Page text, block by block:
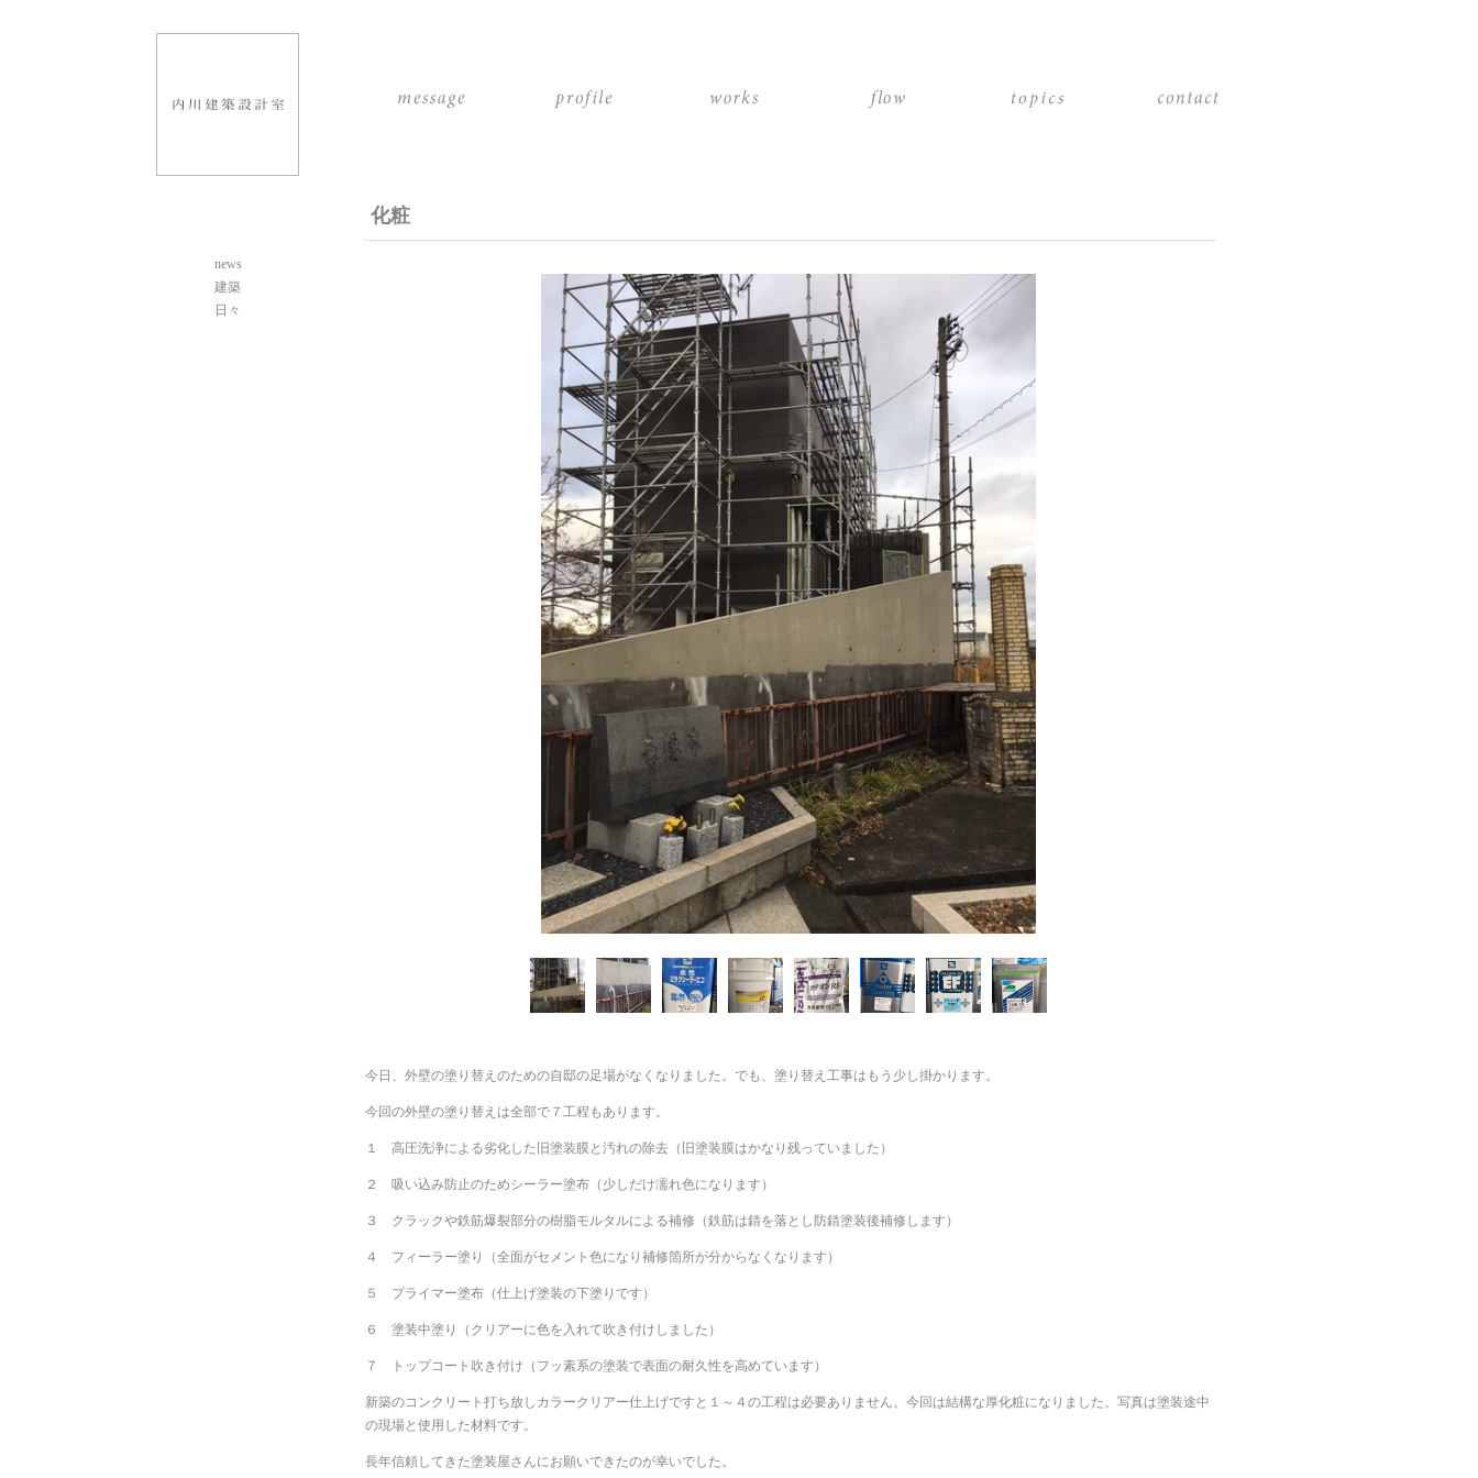
news
建築
日々
化粧
今日、外壁の塗り替えのための自邸の足場がなくなりました。でも、塗り替え工事はもう少し掛かります。
今回の外壁の塗り替えは全部で７工程もあります。
１ 高圧洗浄による劣化した旧塗装膜と汚れの除去（旧塗装膜はかなり残っていました）
２ 吸い込み防止のためシーラー塗布（少しだけ濡れ色になります）
３ クラックや鉄筋爆裂部分の樹脂モルタルによる補修（鉄筋は錆を落とし防錆塗装後補修します）
４ フィーラー塗り（全面がセメント色になり補修箇所が分からなくなります）
５ プライマー塗布（仕上げ塗装の下塗りです）
６ 塗装中塗り（クリアーに色を入れて吹き付けしました）
７ トップコート吹き付け（フッ素系の塗装で表面の耐久性を高めています）
新築のコンクリート打ち放しカラークリアー仕上げですと１～４の工程は必要ありません。今回は結構な厚化粧になりました。写真は塗装途中
の現場と使用した材料です。
長年信頼してきた塗装屋さんにお願いできたのが幸いでした。